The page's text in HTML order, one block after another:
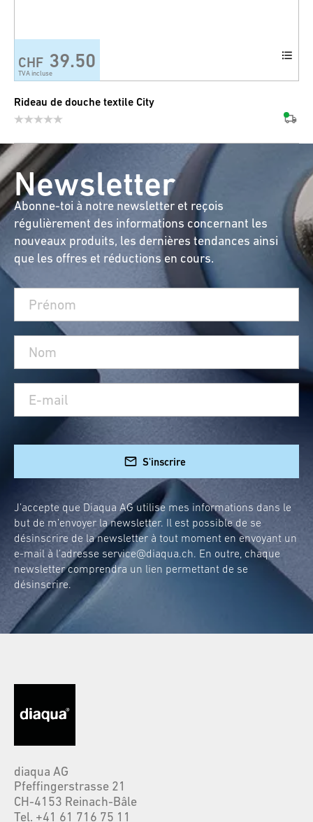
CHF 39.50
TVA incluse
Rideau de douche textile City
Newsletter
Abonne-toi à notre newsletter et reçois
régulièrement des informations concernant les
nouveaux produits, les dernières tendances ainsi
que les offres et réductions en cours.
S'inscrire
J’accepte que Diaqua AG utilise mes informations dans le
but de m’envoyer la newsletter. Il est possible de se
désinscrire de la newsletter à tout moment en envoyant un
e-mail à l’adresse service@diaqua.ch. En outre, chaque
newsletter comprendra un lien permettant de se
désinscrire.
diaqua AG
Pfeffingerstrasse 21
CH-4153 Reinach-Bâle
Tel. +41 61 716 75 11